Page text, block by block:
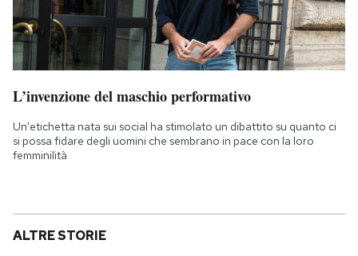
L’invenzione del maschio performativo
Un'etichetta nata sui social ha stimolato un dibattito su quanto ci
si possa fidare degli uomini che sembrano in pace con la loro
femminilità
ALTRE STORIE